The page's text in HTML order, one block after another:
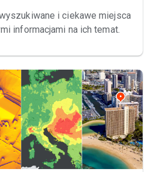
i ciekawe miejsca
informacjami na ich temat.